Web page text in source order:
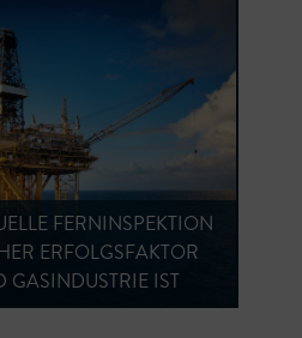
FERNINSPEKTION
ERFOLGSFAKTOR
GASINDUSTRIE IST